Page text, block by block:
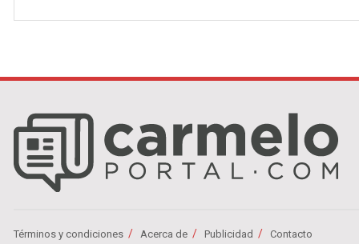
Términos y condiciones Acerca de Publicidad Contacto